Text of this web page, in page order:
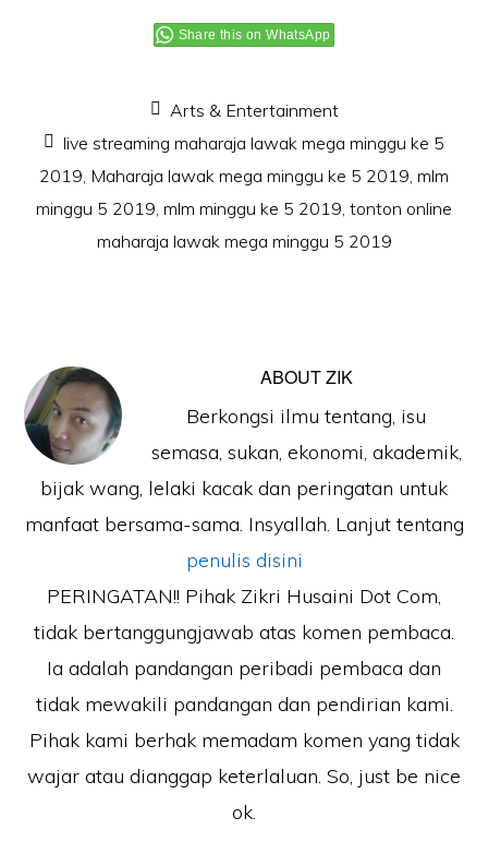
Share this on WhatsApp
Arts & Entertainment
live streaming maharaja lawak mega minggu ke 5
2019, Maharaja lawak mega minggu ke 5 2019, mlm
minggu 5 2019, mlm minggu ke 5 2019, tonton online
maharaja lawak mega minggu 5 2019
ABOUTZIK
Berkongsi ilmu tentang, isu
semasa, sukan, ekonomi, akademik,
bijak wang, lelaki kacak dan peringatan untuk
manfaat bersama-sama. Insyallah. Lanjut tentang
penulis disini
PERINGATAN!! Pihak Zikri Husaini Dot Com,
tidak bertanggungjawab atas komen pembaca.
Ia adalah pandangan peribadi pembaca dan
tidak mewakili pandangan dan pendirian kami.
Pihak kami berhak memadam komen yang tidak
wajar atau dianggap keterlaluan. So, just be nice
ok.